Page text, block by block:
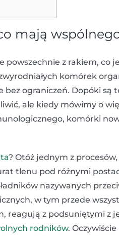
mają
powszechnie z rakiem, co
komórek
bez ograniczeń. Dopóki
ale kiedy mówimy o
komórki
? Otóż jednym z
tlenu pod różnymi
nazywanych
w tym przede
reagują z podsuniętymi z
rodników.